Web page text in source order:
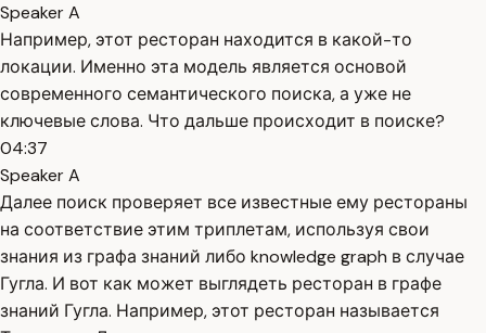
Speaker A
Например, этот ресторан находится в какой-то
локации. Именно эта модель является основой
современного семантического поиска, а уже не
ключевые слова. Что дальше происходит в поиске?
04:37
Speaker A
Далее поиск проверяет все известные ему рестораны
на соответствие этим триплетам, используя свои
знания из графа знаний либо knowledge graph в случае
Гугла. И вот как может выглядеть ресторан в графе
знаний Гугла. Например, этот ресторан называется